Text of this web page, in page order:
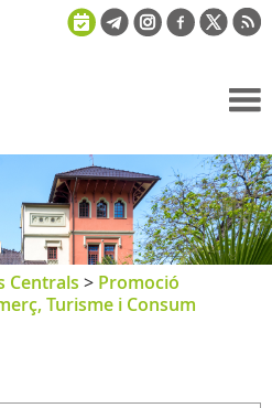
Centrals > Promoció
Turisme i Consum